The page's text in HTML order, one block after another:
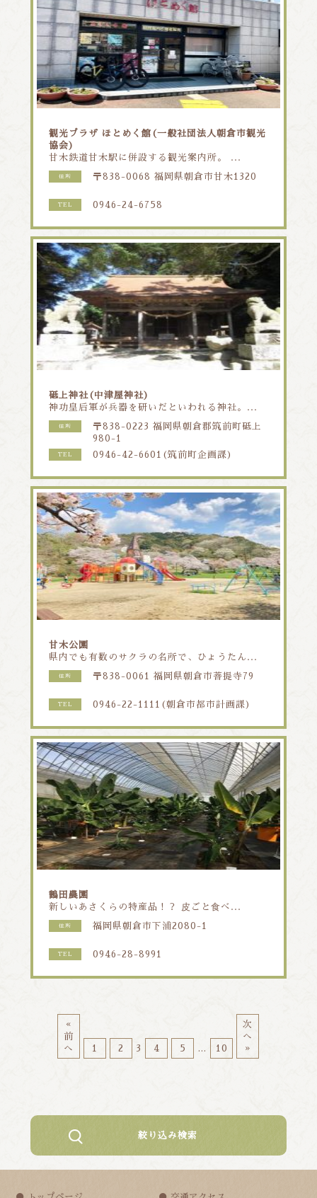
観光プラザ ほとめく館(一般社団法人朝倉市観光
協会)
甘木鉄道甘木駅に併設する観光案内所。 ...
住所 〒838-0068 福岡県朝倉市甘木1320
TEL 0946-24-6758
砥上神社(中津屋神社)
神功皇后軍が兵器を研いだといわれる神社。...
住所
〒838-0223 福岡県朝倉郡筑前町砥上
980-1
TEL 0946-42-6601(筑前町企画課)
甘木公園
県内でも有数のサクラの名所で、ひょうたん...
住所 〒838-0061 福岡県朝倉市菩提寺79
TEL 0946-22-1111(朝倉市都市計画課)
鶴田農園
新しいあさくらの特産品！？ ⽪ごと⾷べ...
住所 福岡県朝倉市下浦2080-1
TEL 0946-28-8991
«
前
へ
1 2 3 4 5 … 10
次
へ
»
絞り込み検索